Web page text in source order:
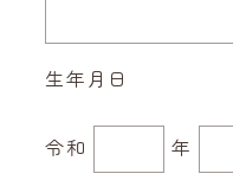
生年月日
令和 年